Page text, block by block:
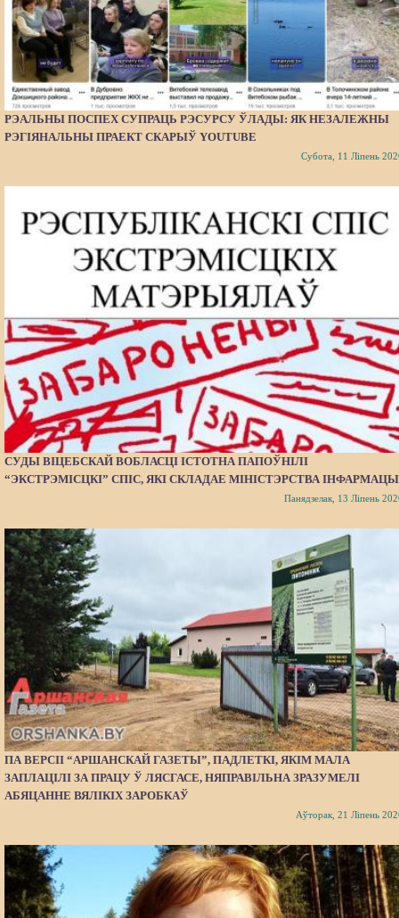
РЭАЛЬНЫ ПОСПЕХ СУПРАЦЬ РЭСУРСУ ЎЛАДЫ: ЯК НЕЗАЛЕЖНЫ
РЭГІЯНАЛЬНЫ ПРАЕКТ СКАРЫЎ YOUTUBE
Субота, 11 Ліпень
СУДЫ ВІЦЕБСКАЙ ВОБЛАСЦІ ІСТОТНА ПАПОЎНІЛІ
“ЭКСТРЭМІСЦКІ” СПІС, ЯКІ СКЛАДАЕ МІНІСТЭРСТВА
Панядзелак, 13 Ліпень
ПА ВЕРСІІ “АРШАНСКАЙ ГАЗЕТЫ”, ПАДЛЕТКІ, ЯКІМ МАЛА
ЗАПЛАЦІЛІ ЗА ПРАЦУ Ў ЛЯСГАСЕ, НЯПРАВІЛЬНА ЗРАЗУМЕЛІ
АБЯЦАННЕ ВЯЛІКІХ ЗАРОБКАЎ
Аўторак, 21 Ліпень